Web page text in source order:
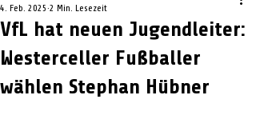
VfL hat neuen Jugendleiter:
Westerceller Fußballer
wählen Stephan Hübner
4. Feb. 2025 2 Min. Lesezeit